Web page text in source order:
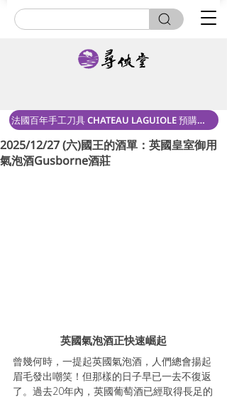
法國百年手工刀具 CHATEAU LAGUIOLE 預購中！
2025/12/27 (六)國王的酒單：英國皇室御用
氣泡酒Gusborne酒莊
英國氣泡酒正快速崛起
曾幾何時，一提起英國氣泡酒，人們總會揚起
眉毛發出嘲笑！但那樣的日子早已一去不復返
了。過去20年內，英國葡萄酒已經取得長足的